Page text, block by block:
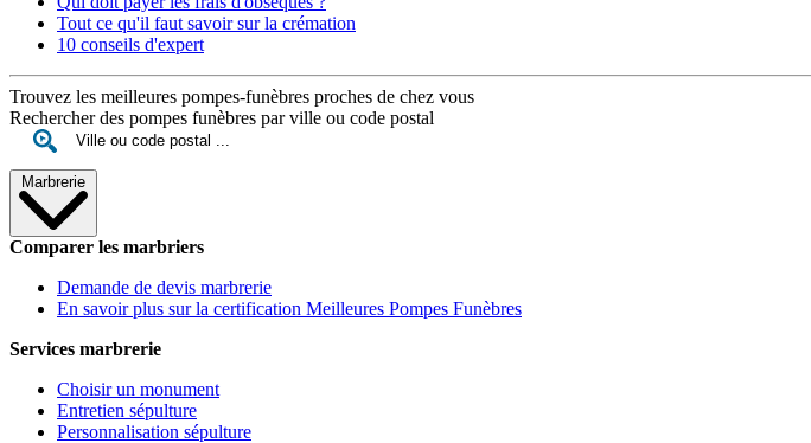
Tout ce qu'il faut savoir sur la crémation
10 conseils d'expert
Trouvez les meilleures pompes-funèbres proches de chez vous
Rechercher des pompes funèbres par ville ou code postal
Marbrerie
Comparer les marbriers
Demande de devis marbrerie
En savoir plus sur la certification Meilleures Pompes Funèbres
Services marbrerie
Choisir un monument
Entretien sépulture
Personnalisation sépulture